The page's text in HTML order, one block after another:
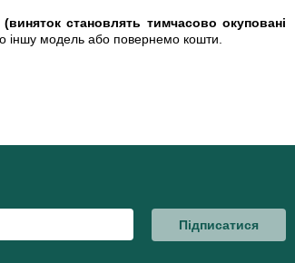
становлять тимчасово окуповані
іншу модель або повернемо кошти.
Підписатися